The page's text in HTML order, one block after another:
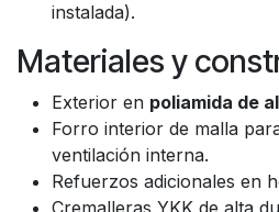
instalada).
Materiales y
Exterior en poliamida de
Forro interior de malla
ventilación interna.
Refuerzos adicionales en
Cremalleras YKK de alta